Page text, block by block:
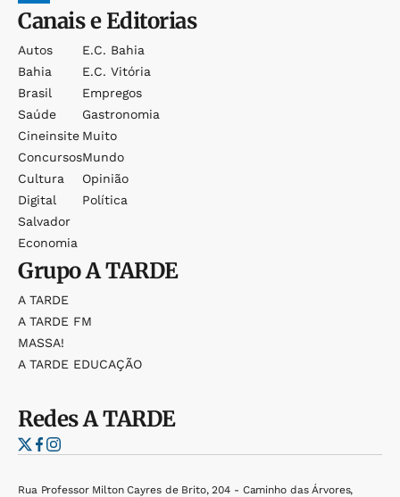
Canais e Editorias
Autos
Bahia
Brasil
Saúde
Cineinsite
Concursos
Cultura
Digital
Salvador
Economia
E.c. Bahia
E.c. Vitória
Empregos
Gastronomia
Muito
Mundo
Opinião
Política
GrupoA TARDE
A TARDE
A TARDE FM
MASSA!
A TARDE EDUCAÇÃO
RedesA TARDE
Rua Professor Milton Cayres de Brito, 204 - Caminho das Árvores,